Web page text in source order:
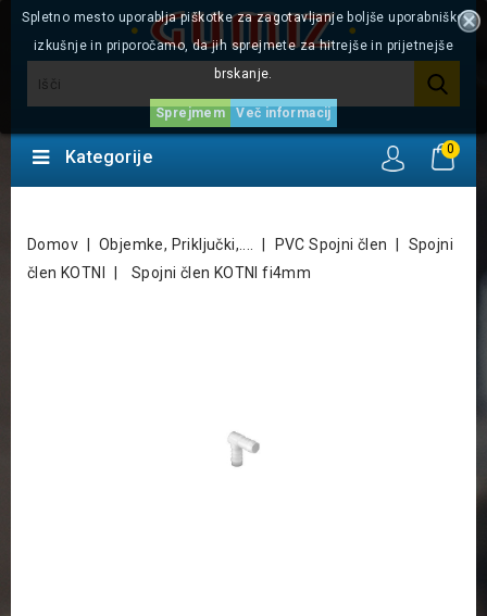
0
Spletno mesto uporablja piškotke za zagotavljanje boljše uporabniške
izkušnje in priporočamo, da jih sprejmete za hitrejše in prijetnejše
brskanje.
Sprejmem Več informacij
Kategorije
Domov Objemke, Priključki,.... PVC Spojni člen
Spojni
člen KOTNI
Spojni člen KOTNI fi4mm